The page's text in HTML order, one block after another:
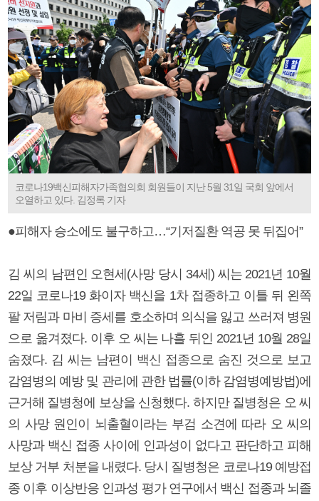
코로나19백신피해자가족협의회 회원들이 지난 5월 31일 국회 앞에서
오열하고 있다. 김정록 기자
●피해자 승소에도 불구하고…“기저질환 역공 못 뒤집어”
김 씨의 남편인 오현세(사망 당시 34세) 씨는 2021년 10월
22일 코로나19 화이자 백신을 1차 접종하고 이틀 뒤 왼쪽
팔 저림과 마비 증세를 호소하며 의식을 잃고 쓰러져 병원
으로 옮겨졌다. 이후 오 씨는 나흘 뒤인 2021년 10월 28일
숨졌다. 김 씨는 남편이 백신 접종으로 숨진 것으로 보고
감염병의 예방 및 관리에 관한 법률(이하 감염병예방법)에
근거해 질병청에 보상을 신청했다. 하지만 질병청은 오 씨
의 사망 원인이 뇌출혈이라는 부검 소견에 따라 오 씨의
사망과 백신 접종 사이에 인과성이 없다고 판단하고 피해
보상 거부 처분을 내렸다. 당시 질병청은 코로나19 예방접
종 이후 이상반응 인과성 평가 연구에서 백신 접종과 뇌졸